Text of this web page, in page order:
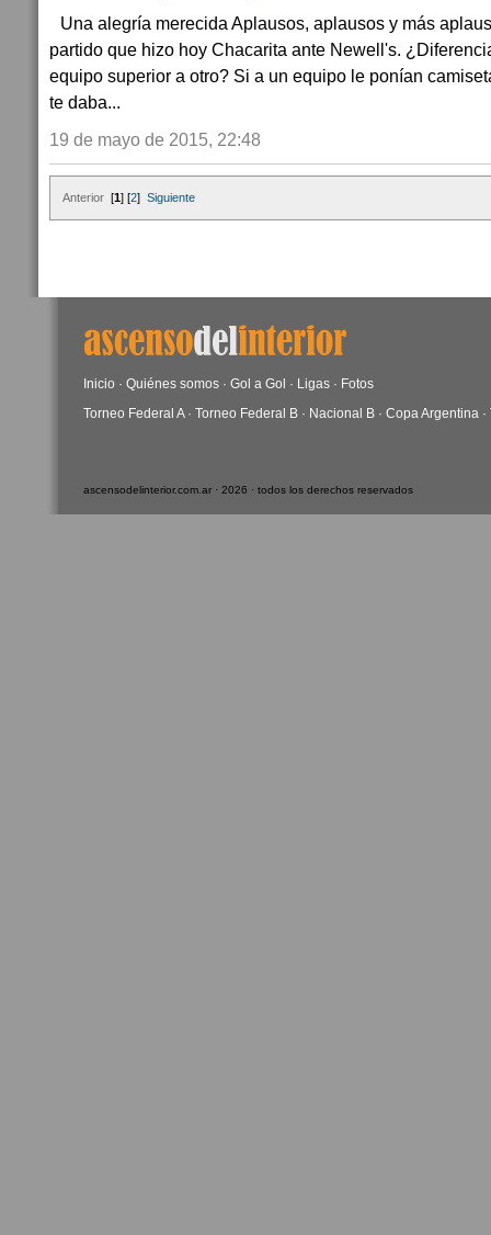
Una alegría merecida Aplausos, aplausos y más
partido que hizo hoy Chacarita ante Newell's.
equipo superior a otro? Si a un equipo le ponían
te daba...
19 de mayo de 2015, 22:48
Anterior [1] [2] Siguiente
Inicio · Quiénes somos · Gol a Gol · Ligas · Fotos
Torneo Federal A· Torneo Federal B · Nacional B · Copa Argentina ·
ascensodelinterior.com.ar · 2026 · todos los derechos reservados